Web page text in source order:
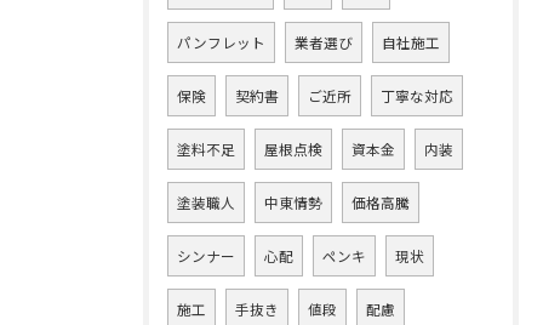
パンフレット 業者選び 自社施工
保険 契約書 ご近所 丁寧な対応
塗料不足 屋根点検 資本金 内装
塗装職人 中東情勢 価格高騰
シンナー 心配 ペンキ 現状
施工 手抜き 値段 配慮